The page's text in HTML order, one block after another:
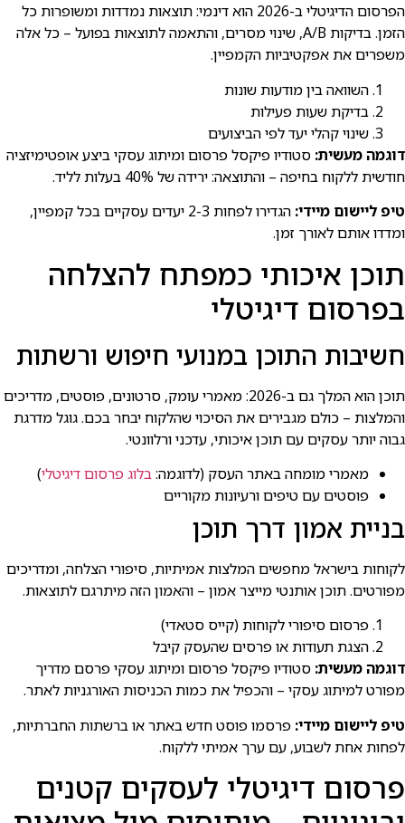
הפרסום הדיגיטלי ב-2026 הוא דינמי: תוצאות נמדדות ומשופרות כל
הזמן. בדיקות A/B, שינוי מסרים, והתאמה לתוצאות בפועל – כל אלה
משפרים את אפקטיביות הקמפיין.
השוואה בין מודעות שונות
בדיקת שעות פעילות
שינוי קהלי יעד לפי הביצועים
דוגמה מעשית: סטודיו פיקסל פרסום ומיתוג עסקי ביצע אופטימיזציה
חודשית ללקוח בחיפה – והתוצאה: ירידה של 40% בעלות לליד.
טיפ ליישום מיידי:
הגדירו לפחות 2-3 יעדים עסקיים בכל קמפיין,
ומדדו אותם לאורך זמן.
תוכן איכותי כמפתח להצלחה
בפרסום דיגיטלי
חשיבות התוכן במנועי חיפוש ורשתות
תוכן הוא המלך גם ב-2026: מאמרי עומק, סרטונים, פוסטים, מדריכים
והמלצות – כולם מגבירים את הסיכוי שהלקוח יבחר בכם. גוגל מדרגת
גבוה יותר עסקים עם תוכן איכותי, עדכני ורלוונטי.
מאמרי מומחה באתר העסק (לדוגמה:בלוג פרסום דיגיטלי)
פוסטים עם טיפים ורעיונות מקוריים
בניית אמון דרך תוכן
לקוחות בישראל מחפשים המלצות אמיתיות, סיפורי הצלחה, ומדריכים
מפורטים. תוכן אותנטי מייצר אמון – והאמון הזה מיתרגם לתוצאות.
פרסום סיפורי לקוחות (קייס סטאדי)
הצגת תעודות או פרסים שהעסק קיבל
דוגמה מעשית: סטודיו פיקסל פרסום ומיתוג עסקי פרסם מדריך
מפורט למיתוג עסקי – והכפיל את כמות הכניסות האורגניות לאתר.
טיפ ליישום מיידי: פרסמו פוסט חדש באתר או ברשתות החברתיות,
לפחות אחת לשבוע, עם ערך אמיתי ללקוח.
פרסום דיגיטלי לעסקים קטנים